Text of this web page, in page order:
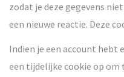
zodat je deze gegevens
een nieuwe reactie. Deze
Indien je een account hebt
een tijdelijke cookie op om